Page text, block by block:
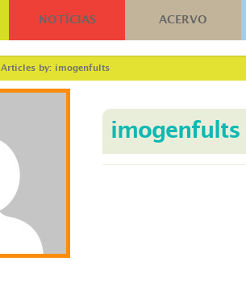
NOTÍCIAS ACERVO
Articles by: imogenfults
imogenfults